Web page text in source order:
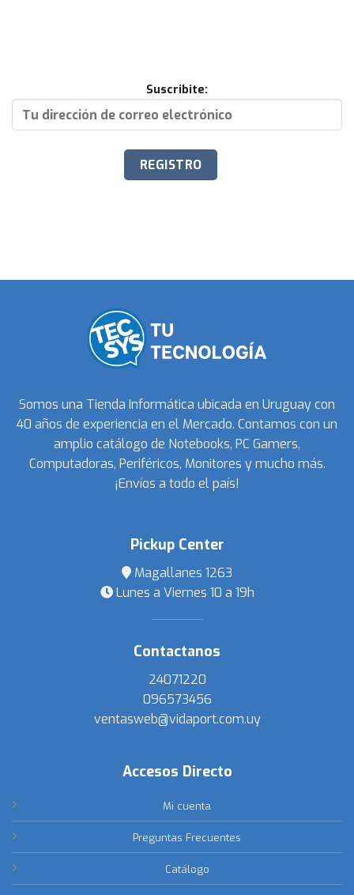
Suscribite:
Somos una Tienda Informática ubicada en Uruguay con
40 años de experiencia en el Mercado. Contamos con un
amplio catálogo de Notebooks, PC Gamers,
Computadoras, Periféricos, Monitores y mucho más.
¡Envíos a todo el país!
Pickup Center
Magallanes 1263
Lunes a Viernes 10 a 19h
Contactanos
24071220
096573456
ventasweb@vidaport.com.uy
Accesos Directo
Mi cuenta
Preguntas Frecuentes
Catálogo